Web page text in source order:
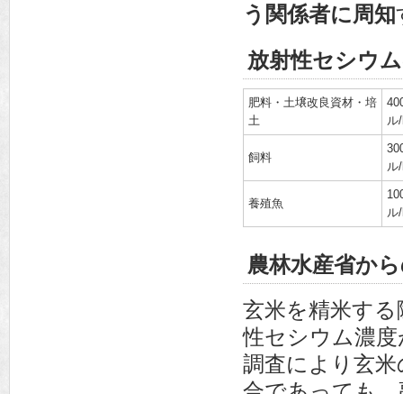
う関係者に周知
放射性セシウ
肥料・土壌改良資材・培
土
ル
飼料
ル
養殖魚
ル
農林水産省か
玄米を精米す
性セシウム濃
調査により玄